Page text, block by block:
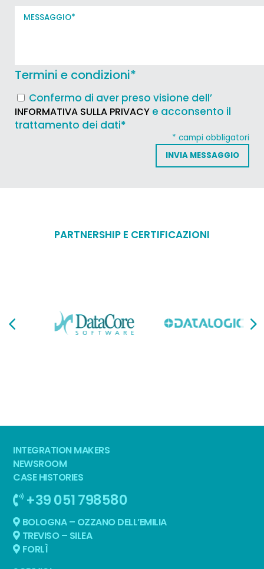
Termini e condizioni*
Confermo di aver preso visione dell’
INFORMATIVA SULLA PRIVACY e acconsento il
trattamento dei dati*
* campi obbligatori
PARTNERSHIP E CERTIFICAZIONI
INTEGRATION MAKERS
NEWSROOM
CASE HISTORIES
+39 051 798580
BOLOGNA – OZZANO DELL’EMILIA
TREVISO – SILEA
FORLÌ